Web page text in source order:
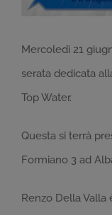
Mercoledì 21
serata dedicata
Top Water.
Questa si terrà
Formiano 3 ad
Renzo Della Valla